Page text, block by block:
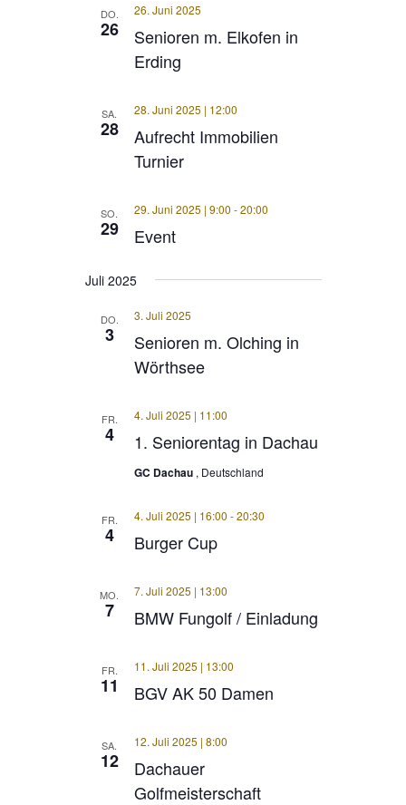
DO.
26
Senioren m. Elkofen in
Erding
26. Juni 2025
SA.
28
Aufrecht Immobilien
Turnier
28. Juni 2025 | 12:00
SO.
29 Event
29. Juni 2025 | 9:00 -20:00
Juli 2025
DO.
3
Senioren m. Olching in
Wörthsee
3. Juli 2025
FR.
4 1. Seniorentag in Dachau
4. Juli 2025 | 11:00
GC Dachau , Deutschland
FR.
4 Burger Cup
4. Juli 2025 | 16:00 -20:30
MO.
7 BMW Fungolf / Einladung
7. Juli 2025 | 13:00
FR.
11 BGV AK 50 Damen
11. Juli 2025 | 13:00
SA.
12
Dachauer
Golfmeisterschaft
12. Juli 2025 | 8:00